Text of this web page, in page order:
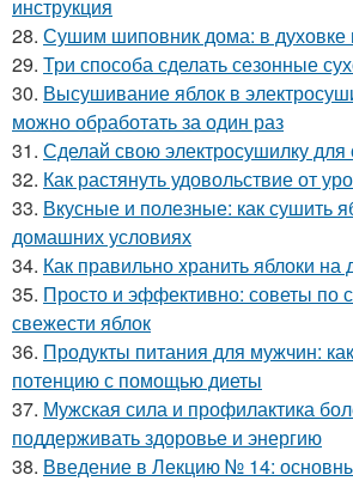
инструкция
28. Сушим шиповник дома: в духовке
29. Три способа сделать сезонные
30. Высушивание яблок в
можно обработать за один раз
31. Сделай свою электросушилку для
32. Как растянуть удовольствие от
33. Вкусные и полезные: как сушить
домашних условиях
34. Как правильно хранить яблоки на
35. Просто и эффективно: советы по
свежести яблок
36. Продукты питания для мужчин:
потенцию с помощью диеты
37. Мужская сила и профилактика
поддерживать здоровье и энергию
38. Введение в Лекцию № 14: